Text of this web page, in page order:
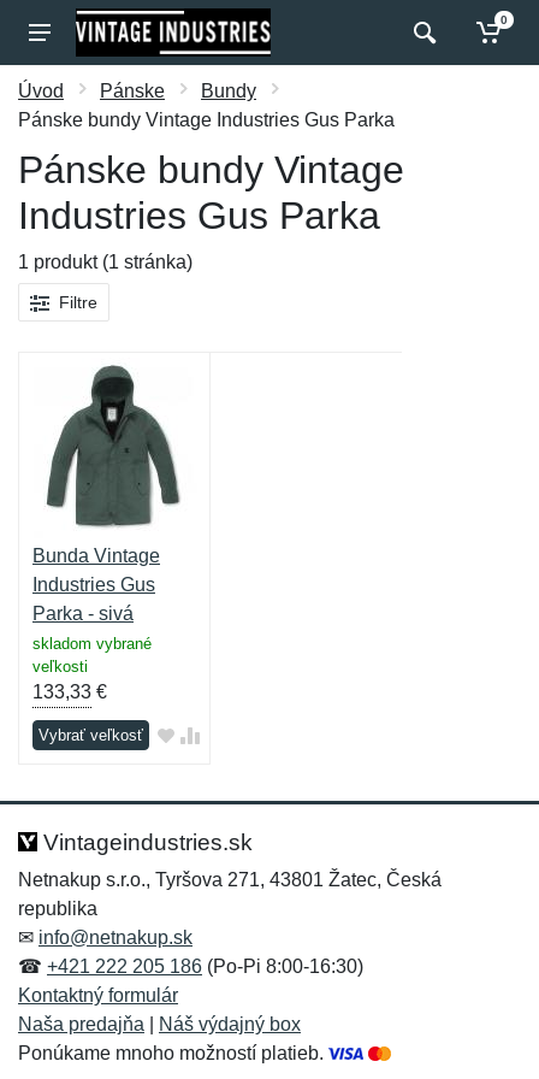
0
Úvod Pánske
Bundy
Pánske bundy Vintage Industries Gus Parka
Pánske bundy Vintage
Industries Gus Parka
1 produkt (1 stránka)
Filtre
Bunda Vintage
Industries Gus
Parka - sivá
skladom vybrané
veľkosti
133,33 €
Vybrať veľkosť
Vintageindustries.sk
Netnakup s.r.o., Tyršova 271, 43801 Žatec, Česká
republika
✉ info@netnakup.sk
☎ +421 222 205 186 (Po-Pi 8:00-16:30)
Kontaktný formulár
Naša predajňa
Náš výdajný box
Ponúkame mnoho možností platieb.